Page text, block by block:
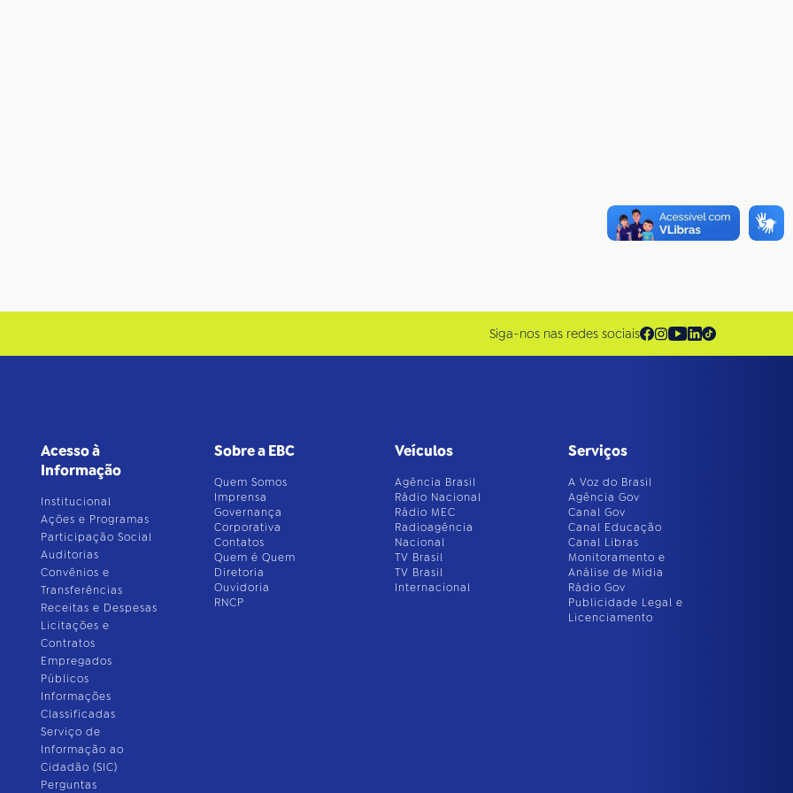
Siga-nos nas redes sociais
Acesso à
Informação
Institucional
Ações e Programas
Participação Social
Auditorias
Convênios e
Transferências
Receitas e Despesas
Licitações e
Contratos
Empregados
Públicos
Informações
Classificadas
Serviço de
Informação ao
Cidadão (SIC)
Perguntas
Sobre a EBC
Quem Somos
Imprensa
Governança
Corporativa
Contatos
Quem é Quem
Diretoria
Ouvidoria
RNCP
Veículos
Agência Brasil
Rádio Nacional
Rádio MEC
Radioagência
Nacional
TV Brasil
TV Brasil
Internacional
Serviços
A Voz do Brasil
Agência Gov
Canal Gov
Canal Educação
Canal Libras
Monitoramento e
Análise de Mídia
Rádio Gov
Publicidade Legal e
Licenciamento